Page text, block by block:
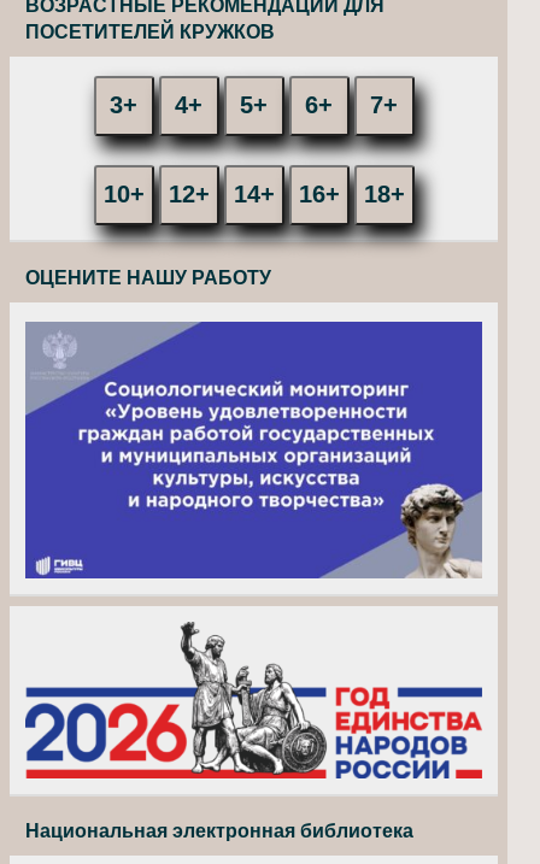
ПОСЕТИТЕЛЕЙ КРУЖКОВ
3+ 4+ 5+ 6+ 7+
10+ 12+ 14+ 16+ 18+
ОЦЕНИТЕ НАШУ РАБОТУ
Национальная электронная библиотека